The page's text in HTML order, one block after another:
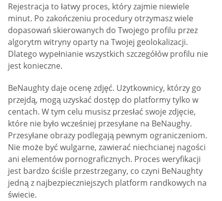
Rejestracja to łatwy proces, który zajmie niewiele
minut. Po zakończeniu procedury otrzymasz wiele
dopasowań skierowanych do Twojego profilu przez
algorytm witryny oparty na Twojej geolokalizacji.
Dlatego wypełnianie wszystkich szczegółów profilu nie
jest konieczne.
BeNaughty daje ocenę zdjęć. Użytkownicy, którzy go
przejdą, mogą uzyskać dostęp do platformy tylko w
centach. W tym celu musisz przesłać swoje zdjęcie,
które nie było wcześniej przesyłane na BeNaughy.
Przesyłane obrazy podlegają pewnym ograniczeniom.
Nie może być wulgarne, zawierać niechcianej nagości
ani elementów pornograficznych. Proces weryfikacji
jest bardzo ściśle przestrzegany, co czyni BeNaughty
jedną z najbezpieczniejszych platform randkowych na
świecie.